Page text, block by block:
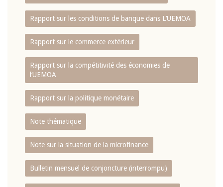
Rapport sur les conditions de banque dans L‘UEMOA
Rapport sur le commerce extérieur
Rapport sur la compétitivité des économies de
l‘UEMOA
Rapport sur la politique monétaire
Note thématique
Note sur la situation de la microfinance
Bulletin mensuel de conjoncture (interrompu)